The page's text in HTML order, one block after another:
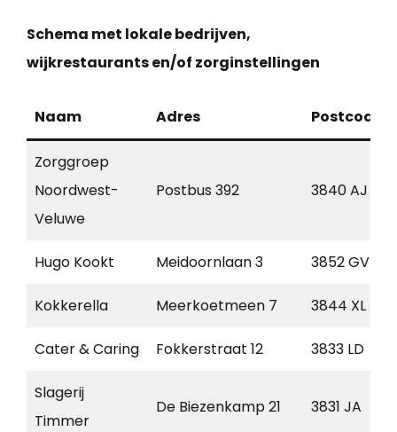
Schema met lokale bedrijven,
wijkrestaurants en/of zorginstellingen
Naam Adres Postcode
Zorggroep
Noordwest-
Veluwe
Postbus 392 3840 AJ
Hugo Kookt Meidoornlaan 3 3852 GV
Kokkerella Meerkoetmeen 7 3844 XL
Cater & Caring Fokkerstraat 12 3833 LD
Slagerij
Timmer
De Biezenkamp 21 3831 JA